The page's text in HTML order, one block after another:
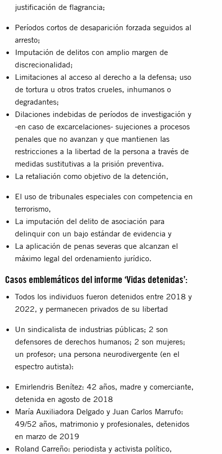
justificación de flagrancia;
Períodos cortos de desaparición forzada seguidos al
arresto;
Imputación de delitos con amplio margen de
discrecionalidad;
Limitaciones al acceso al derecho a la defensa; uso
de tortura u otros tratos crueles, inhumanos o
degradantes;
Dilaciones indebidas de períodos de investigación y
-en caso de excarcelaciones- sujeciones a procesos
penales que no avanzan y que mantienen las
restricciones a la libertad de la persona a través de
medidas sustitutivas a la prisión preventiva.
La retaliación como objetivo de la detención,
El uso de tribunales especiales con competencia en
terrorismo,
La imputación del delito de asociación para
delinquir con un bajo estándar de evidencia y
La aplicación de penas severas que alcanzan el
máximo legal del ordenamiento jurídico.
Casos emblemáticos del informe ‘Vidas detenidas’:
Todos los individuos fueron detenidos entre 2018 y
2022, y permanecen privados de su libertad
Un sindicalista de industrias públicas; 2 son
defensores de derechos humanos; 2 son mujeres;
un profesor; una persona neurodivergente (en el
espectro autista):
Emirlendris Benítez: 42 años, madre y comerciante,
detenida en agosto de 2018
María Auxiliadora Delgado y Juan Carlos Marrufo:
49/52 años, matrimonio y profesionales, detenidos
en marzo de 2019
Roland Carreño: periodista y activista político,